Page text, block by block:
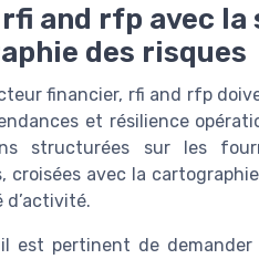
and rfp avec
des risques
financier, rfi and rfp
et résilience
structurées sur les
croisées avec la
est pertinent de